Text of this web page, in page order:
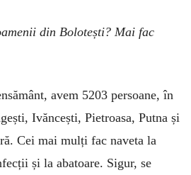
din Bolotești? Mai fac
avem 5203 persoane, în
Ivăncești, Pietroasa, Putna și
Cei mai mulți fac naveta la
și la abatoare. Sigur, se